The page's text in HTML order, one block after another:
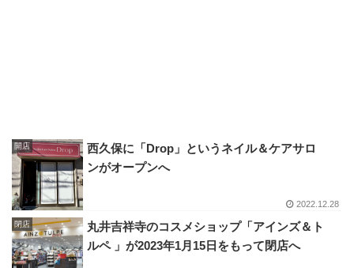
開店
西久保に「Drop」というネイル＆ケアサロ
ンがオープンへ
2022.12.28
閉店
丸井吉祥寺のコスメショップ「アインズ＆ト
ルペ 」が2023年1月15日をもって閉店へ